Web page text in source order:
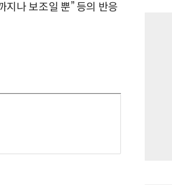
지나 보조일 뿐” 등의 반응